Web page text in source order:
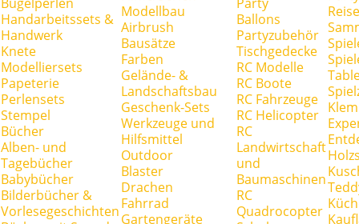
Handarbeitssets &
Handwerk
Knete
Modelliersets
Papeterie
Perlensets
Stempel
Bücher
Alben- und
Tagebücher
Babybücher
Bilderbücher &
Vorlesegeschichten
Modellbau
Airbrush
Bausätze
Farben
Gelände- &
Landschaftsbau
Geschenk-Sets
Werkzeuge und
Hilfsmittel
Outdoor
Blaster
Drachen
Fahrrad
Gartengeräte
Ballons
Partyzubehör
Tischgedecke
RC Modelle
RC Boote
RC Fahrzeuge
RC Helicopter
RC
Landwirtschaft
und
Baumaschinen
RC
Quadrocopter